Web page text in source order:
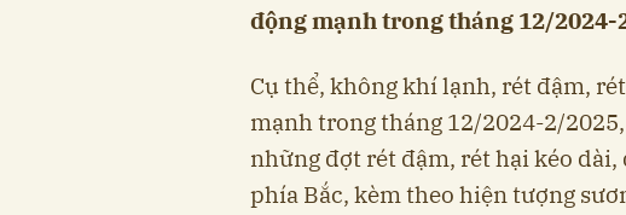
động mạnh trong tháng 12/2024-
Cụ thể, không khí lạnh, rét đậm,
mạnh trong tháng 12/2024-2/
những đợt rét đậm, rét hại kéo
phía Bắc, kèm theo hiện tượng